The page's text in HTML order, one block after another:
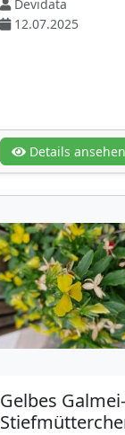
Devidata
12.07.2025
Details ansehen
Gelbes Galmei-